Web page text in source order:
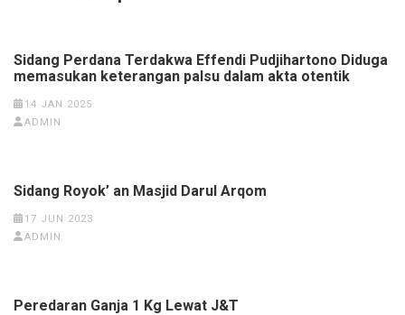
Sidang Perdana Terdakwa Effendi Pudjihartono Diduga
memasukan keterangan palsu dalam akta otentik
14 JAN 2025
ADMIN
Sidang Royok’ an Masjid Darul Arqom
17 JUN 2023
ADMIN
Peredaran Ganja 1 Kg Lewat J&T